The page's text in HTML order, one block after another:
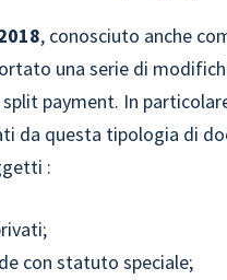
, conosciuto anche
una serie di
payment. In
da questa tipologia di
:
con statuto speciale;